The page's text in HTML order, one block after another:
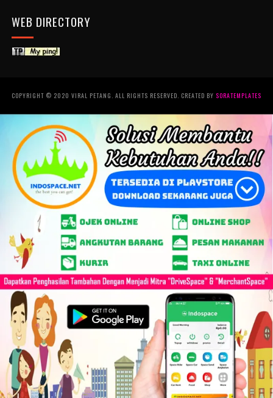
WEB DIRECTORY
COPYRIGHT © 2020 VIRAL PETANG. ALL RIGHTS RESERVED. CREATED BY SORATEMPLATES